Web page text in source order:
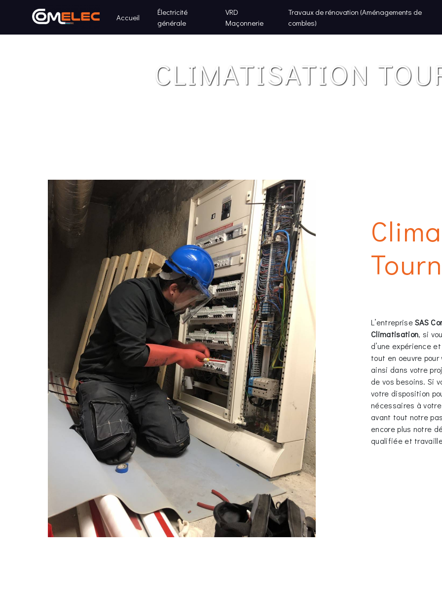
Panneau de gestion des cookies
Accueil
Électricité
générale
VRD
Maçonnerie
Travaux de rénovation (Aménagements de
combles)
CLIMATISATION
L’entrepriseSAS
Climatisation, si
d’une expérience
tout en oeuvre
ainsi dans votre
de vos besoins. Si
votre disposition
nécessaires à
avant tout notre
encore plus notre
qualifiée et